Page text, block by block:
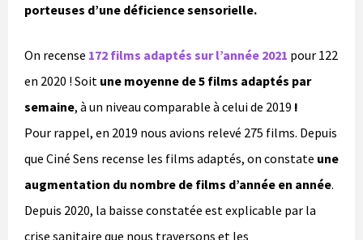
porteuses d’une déficience sensorielle.
On recense 172 films adaptés sur l’année 2021 pour 122
en 2020 ! Soit une moyenne de 5 films adaptés par
semaine, à un niveau comparable à celui de 2019 !
Pour rappel, en 2019 nous avions relevé 275 films. Depuis
que Ciné Sens recense les films adaptés, on constate une
augmentation du nombre de films d’année en année.
Depuis 2020, la baisse constatée est explicable par la
crise sanitaire que nous traversons et les